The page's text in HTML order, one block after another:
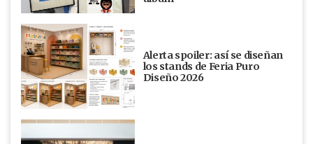
Alerta spoiler: así se diseñan
los stands de Feria Puro
Diseño 2026